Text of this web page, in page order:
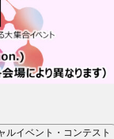
ルイベント・コンテスト